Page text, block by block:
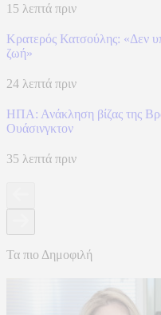
15 λεπτά πριν
Κρατερός Κατσούλης: «Δεν
ζωή»
24 λεπτά πριν
ΗΠΑ: Ανάκληση βίζας της
Ουάσινγκτον
35 λεπτά πριν
Τα πιο Δημοφιλή